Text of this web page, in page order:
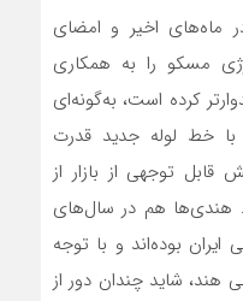
ماه‌‌‌های اخیر و امضای
مسکو را به همکاری
کرده است، به‌گونه‌‌‌ای
با خط لوله جدید قدرت
توجهی از بازار از
هندی‌‌‌ها هم در سال‌‌‌های
ایران بوده‌‌‌اند و با توجه
شاید چندان دور از